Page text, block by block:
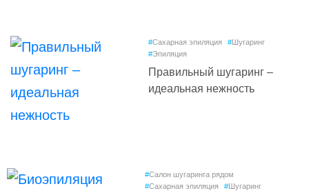
#Сахарная эпиляция #Шугаринг
#Эпиляция
Правильный шугаринг –
идеальная нежность
#Салон шугаринга рядом
#Сахарная эпиляция #Шугаринг